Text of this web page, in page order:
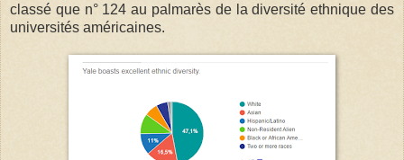
classé que n° 124 au palmarès de la diversité ethnique des
universités américaines.